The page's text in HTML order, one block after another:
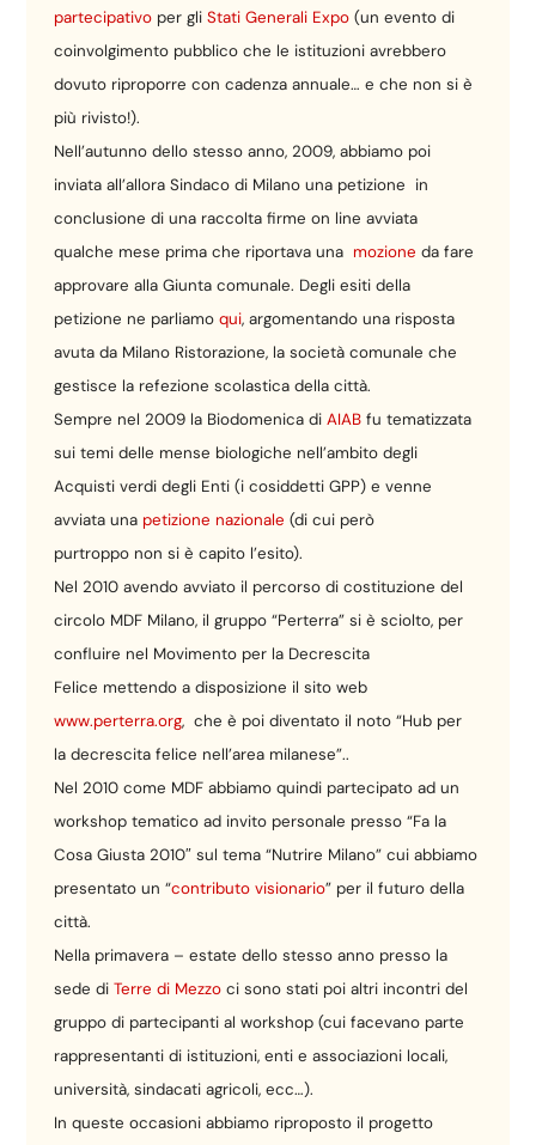
partecipativo per gliStati Generali Expo (un evento di
coinvolgimento pubblico che le istituzioni avrebbero
dovuto riproporre con cadenza annuale… e che non si è
più rivisto!).
Nell’autunno dello stesso anno, 2009, abbiamo poi
inviata all’allora Sindaco di Milano una petizione in
conclusione di una raccolta firme on line avviata
qualche mese prima che riportava una mozione da fare
approvare alla Giunta comunale. Degli esiti della
petizione ne parliamoqui, argomentando una risposta
avuta da Milano Ristorazione, la società comunale che
gestisce la refezione scolastica della città.
Sempre nel 2009 la Biodomenica diAIABfu tematizzata
sui temi delle mense biologiche nell’ambito degli
Acquisti verdi degli Enti (i cosiddetti GPP) e venne
avviata una petizione nazionale(di cui però
purtroppo non si è capito l’esito).
Nel 2010 avendo avviato il percorso di costituzione del
circolo MDF Milano, il gruppo “Perterra” si è sciolto, per
confluire nel Movimento per la Decrescita
Felice mettendo a disposizione il sito web
www.perterra.org, che è poi diventato il noto “Hub per
la decrescita felice nell’area milanese”..
Nel 2010 come MDF abbiamo quindi partecipato ad un
workshop tematico ad invito personale presso “Fa la
Cosa Giusta 2010″ sul tema “Nutrire Milano” cui abbiamo
presentato un “contributo visionario” per il futuro della
città.
Nella primavera – estate dello stesso anno presso la
sede diTerre di Mezzo ci sono stati poi altri incontri del
gruppo di partecipanti al workshop (cui facevano parte
rappresentanti di istituzioni, enti e associazioni locali,
università, sindacati agricoli, ecc…).
In queste occasioni abbiamo riproposto il progetto